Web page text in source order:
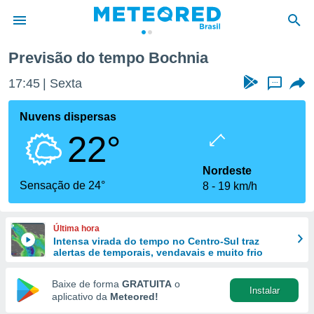
da
fornecidas
a este
das
e
forma
digital
Previsão do tempo Bochnia
17:45 Sexta ...
Nuvens dispersas
22°
Sensação de 24°
Nordeste
8
19 km/h
Última hora
Intensa virada do tempo no Centro-Sul traz
alertas de temporais, vendavais e muito frio
Baixe de forma GRATUITA o
aplicativo da Meteored!
Instalar